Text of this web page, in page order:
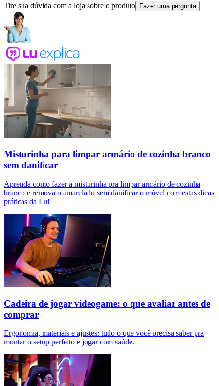
Tire sua dúvida com a loja sobre o produto Fazer uma pergunta
Misturinha para limpar armário de cozinha branco
sem danificar
Aprenda como fazer a misturinha pra limpar armário de cozinha
branco e remova o amarelado sem danificar o móvel com estas dicas
práticas da Lu!
Cadeira de jogar videogame: o que avaliar antes de
comprar
Ergonomia, materiais e ajustes: tudo o que você precisa saber pra
montar o setup perfeito e jogar com saúde.